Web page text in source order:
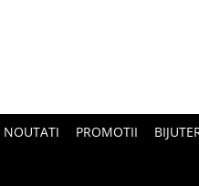
NOUTATI PROMOTII